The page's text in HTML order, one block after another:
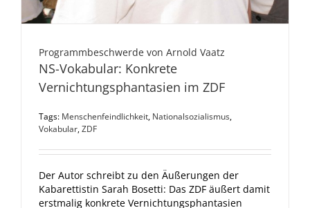
Programmbeschwerde von Arnold Vaatz
NS-Vokabular: Konkrete
Vernichtungsphantasien im ZDF
Tags: Menschenfeindlichkeit, Nationalsozialismus,
Vokabular,ZDF
Der Autor schreibt zu den Äußerungen der
Kabarettistin Sarah Bosetti: Das ZDF äußert damit
erstmalig konkrete Vernichtungsphantasien